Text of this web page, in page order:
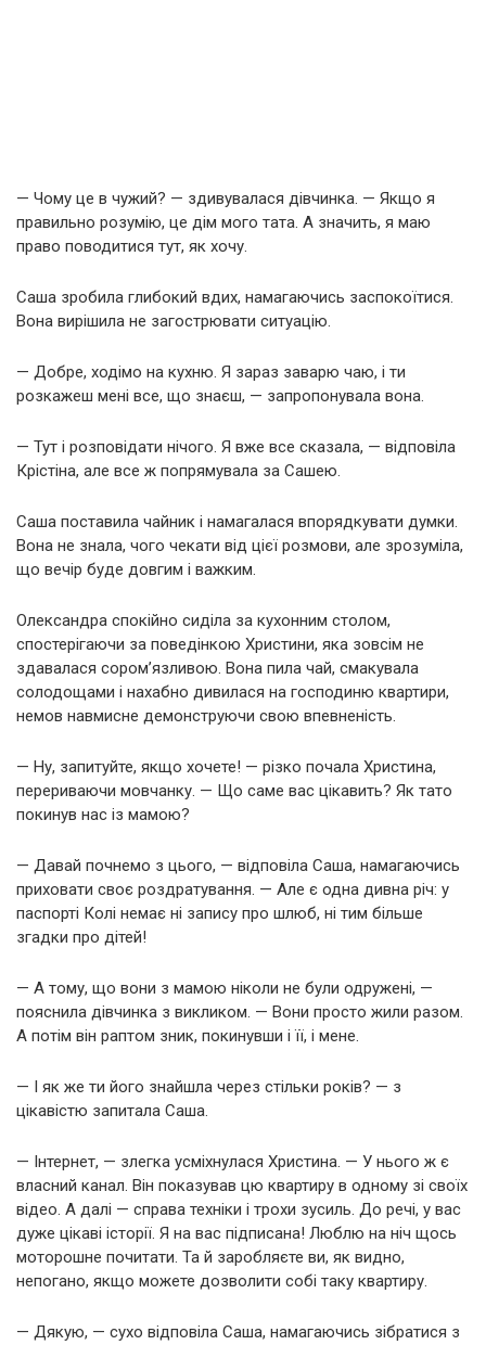
— Чому це в чужий? — здивувалася дівчинка. — Якщо я
правильно розумію, це дім мого тата. А значить, я маю
право поводитися тут, як хочу.
Саша зробила глибокий вдих, намагаючись заспокоїтися.
Вона вирішила не загострювати ситуацію.
— Добре, ходімо на кухню. Я зараз заварю чаю, і ти
розкажеш мені все, що знаєш, — запропонувала вона.
— Тут і розповідати нічого. Я вже все сказала, — відповіла
Крістіна, але все ж попрямувала за Сашею.
Саша поставила чайник і намагалася впорядкувати думки.
Вона не знала, чого чекати від цієї розмови, але зрозуміла,
що вечір буде довгим і важким.
Олександра спокійно сиділа за кухонним столом,
спостерігаючи за поведінкою Христини, яка зовсім не
здавалася сором’язливою. Вона пила чай, смакувала
солодощами і нахабно дивилася на господиню квартири,
немов навмисне демонструючи свою впевненість.
— Ну, запитуйте, якщо хочете! — різко почала Христина,
перериваючи мовчанку. — Що саме вас цікавить? Як тато
покинув нас із мамою?
— Давай почнемо з цього, — відповіла Саша, намагаючись
приховати своє роздратування. — Але є одна дивна річ: у
паспорті Колі немає ні запису про шлюб, ні тим більше
згадки про дітей!
— А тому, що вони з мамою ніколи не були одружені, —
пояснила дівчинка з викликом. — Вони просто жили разом.
А потім він раптом зник, покинувши і її, і мене.
— І як же ти його знайшла через стільки років? — з
цікавістю запитала Саша.
— Інтернет, — злегка усміхнулася Христина. — У нього ж є
власний канал. Він показував цю квартиру в одному зі своїх
відео. А далі — справа техніки і трохи зусиль. До речі, у вас
дуже цікаві історії. Я на вас підписана! Люблю на ніч щось
моторошне почитати. Та й заробляєте ви, як видно,
непогано, якщо можете дозволити собі таку квартиру.
— Дякую, — сухо відповіла Саша, намагаючись зібратися з